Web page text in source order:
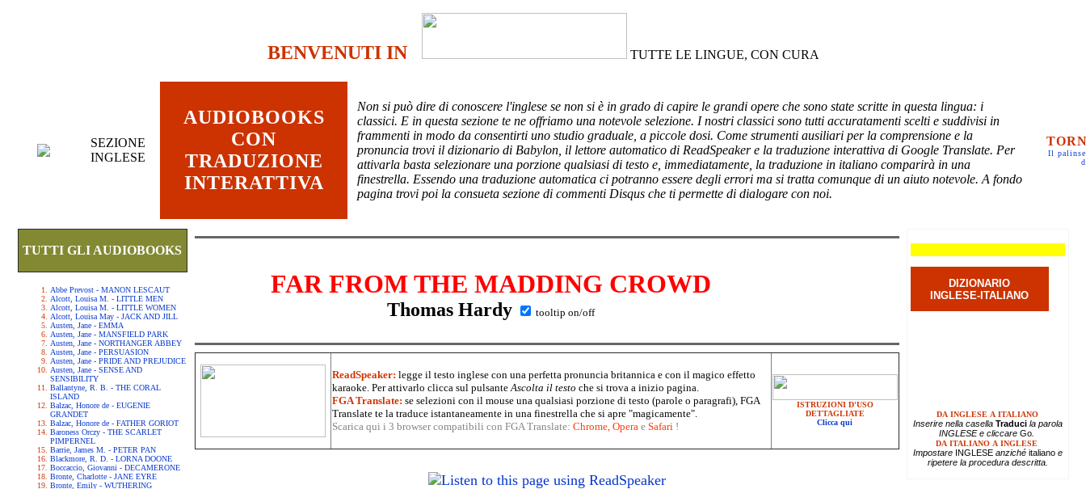
BENVENUTI IN TUTTE LE LINGUE, CON CURA
SEZIONE
INGLESE
AUDIOBOOKS
CON
TRADUZIONE
INTERATTIVA
Non si può dire di conoscere l'inglese se non si è in grado di capire le grandi opere che sono state scritte in questa lingua: i
classici. E in questa sezione te ne offriamo una notevole selezione. I nostri classici sono tutti accuratamenti scelti e suddivisi in
frammenti in modo da consentirti uno studio graduale, a piccole dosi. Come strumenti ausiliari per la comprensione e la
pronuncia trovi il dizionario di Babylon, il lettore automatico di ReadSpeaker e la traduzione interattiva di Google Translate. Per
attivarla basta selezionare una porzione qualsiasi di testo e, immediatamente, la traduzione in italiano comparirà in una
finestrella. Essendo una traduzione automatica ci potranno essere degli errori ma si tratta comunque di un aiuto notevole. A fondo
pagina trovi poi la consueta sezione di commenti Disqus che ti permette di dialogare con noi.
Il
TUTTI GLI AUDIOBOOKS
Abbe Prevost - MANON LESCAUT
Alcott, Louisa M. - LITTLE MEN
Alcott, Louisa M. - LITTLE WOMEN
Alcott, Louisa May - JACK AND JILL
Austen, Jane - EMMA
Austen, Jane - MANSFIELD PARK
Austen, Jane - NORTHANGER ABBEY
Austen, Jane - PERSUASION
Austen, Jane - PRIDE AND PREJUDICE
Austen, Jane - SENSE AND
SENSIBILITY
Ballantyne, R. B. - THE CORAL
ISLAND
Balzac, Honore de - EUGENIE
GRANDET
Balzac, Honore de - FATHER GORIOT
Baroness Orczy - THE SCARLET
PIMPERNEL
Barrie, James M. - PETER PAN
Blackmore, R. D. - LORNA DOONE
Boccaccio, Giovanni - DECAMERONE
Bronte, Charlotte - JANE EYRE
Bronte, Emily - WUTHERING
FAR FROM THE MADDING CROWD
Thomas Hardy tooltip on/off
ReadSpeaker: legge il testo inglese con una perfetta pronuncia britannica e con il magico effetto
karaoke. Per attivarlo clicca sul pulsanteAscolta il testo che si trova a inizio pagina.
FGA Translate: se selezioni con il mouse una qualsiasi porzione di testo (parole o paragrafi), FGA
Translate te la traduce istantaneamente in una finestrella che si apre "magicamente".
Scarica qui i 3 browser compatibili con FGA Translate: Chrome, Operae Safari !
ISTRUZIONI D'USO
DETTAGLIATE
Clicca qui
DIZIONARIO
INGLESE-ITALIANO
DA INGLESE A ITALIANO
Inserire nella casella Traducila parola
INGLESE e cliccare Go.
DA ITALIANO A INGLESE
Impostare INGLESEanziché italianoe
ripetere la procedura descritta.